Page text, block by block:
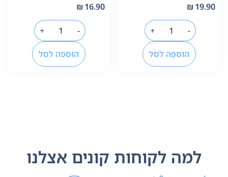
₪19.90
-
+
הוספה לסל
₪16.90
-
+
הוספה לסל
למה לקוחות קונים אצלנו